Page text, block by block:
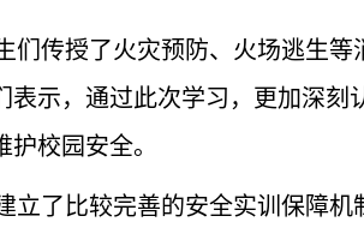
们传授了火灾预防、火场逃生
示，通过此次学习，更加深刻
校园安全。
了比较完善的安全实训保障机